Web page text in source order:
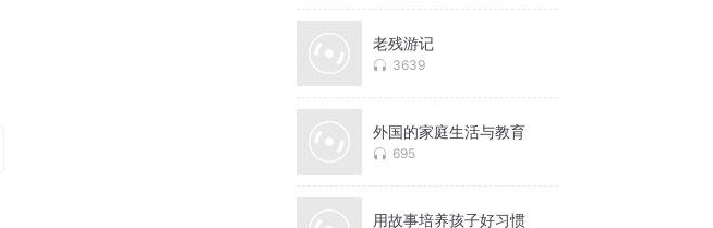
老残游记
3639
外国的家庭生活与教育
695
用故事培养孩子好习惯